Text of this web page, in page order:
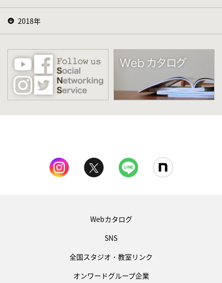
2018年
Webカタログ
SNS
全国スタジオ・教室リンク
オンワードグループ企業